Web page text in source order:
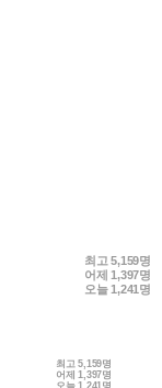
최고5,159명
어제1,397명
오늘1,241명
최고5,159명
어제1,397명